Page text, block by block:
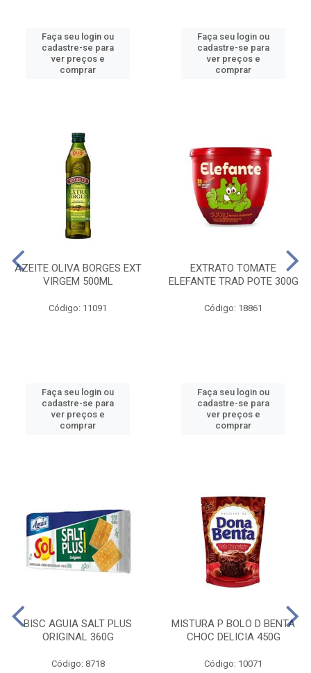
Faça seu login ou
cadastre-se para
ver preços e
comprar
Faça seu login ou
cadastre-se para
ver preços e
comprar
AZEITE OLIVA BORGES EXT
VIRGEM 500ML
Código: 11091
Faça seu login ou
cadastre-se para
ver preços e
comprar
EXTRATO TOMATE
ELEFANTE TRAD POTE 300G
Código: 18861
Faça seu login ou
cadastre-se para
ver preços e
comprar
BISC AGUIA SALT PLUS
ORIGINAL 360G
Código: 8718
MISTURA P BOLO D BENTA
CHOC DELICIA 450G
Código: 10071